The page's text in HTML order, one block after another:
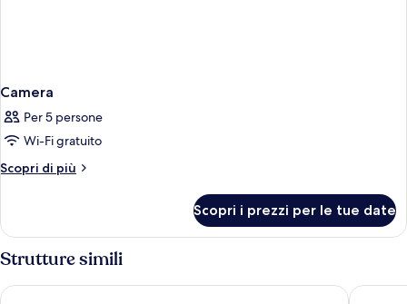
Camera
Per 5 persone
Wi-Fi gratuito
Scopri di più
Altri
Scopri i prezzi per le tue date
Strutture simili
Houses of Motovun San